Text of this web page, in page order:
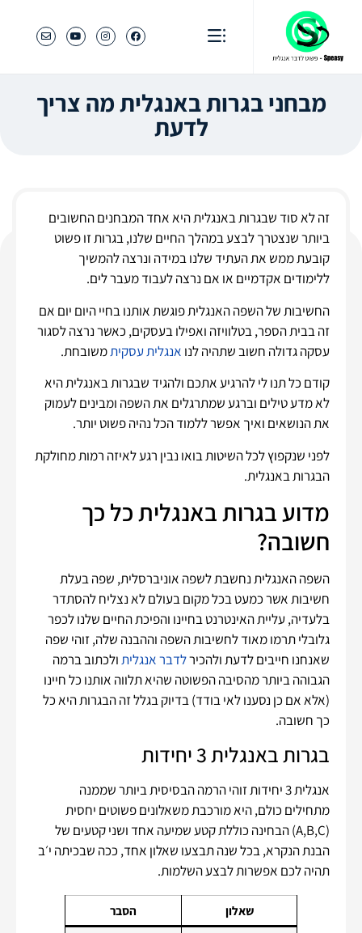
מבחני בגרות באנגלית מה צריך
לדעת
זה לא סוד שבגרות באנגלית היא אחד המבחנים החשובים
ביותר שנצטרך לבצע במהלך החיים שלנו, בגרות זו פשוט
קובעת ממש את העתיד שלנו במידה ונרצה להמשיך
ללימודים אקדמיים או אם נרצה לעבוד מעבר לים.
החשיבות של השפה האנגלית פוגשת אותנו בחיי היום יום אם
זה בבית הספר, בטלוויזה ואפילו בעסקים, כאשר נרצה לסגור
עסקה גדולה חשוב שתהיה לנו אנגלית עסקיתמשובחת.
קודם כל תנו לי להרגיע אתכם ולהגיד שבגרות באנגלית היא
לא מדע טילים וברגע שמתרגלים את השפה ומבינים לעמוק
את הנושאים ואיך אפשר ללמוד הכל נהיה פשוט יותר.
לפני שנקפוץ לכל השיטות בואו נבין רגע לאיזה רמות מחולקת
הבגרות באנגלית.
מדוע בגרות באנגלית כל כך
חשובה?
השפה האנגלית נחשבת לשפה אוניברסלית, שפה בעלת
חשיבות אשר כמעט בכל מקום בעולם לא נצליח להסתדר
בלעדיה, עליית האינטרנט בחיינו והפיכת החיים שלנו לכפר
גלובלי תרמו מאוד לחשיבות השפה וההבנה שלה, זוהי שפה
שאנחנו חייבים לדעת ולהכירלדבר אנגליתולכתוב ברמה
הגבוהה ביותר מהסיבה הפשוטה שהיא תלווה אותנו כל חיינו
(אלא אם כן נסענו לאי בודד) בדיוק בגלל זה הבגרות היא כל
כך חשובה.
בגרות באנגלית 3 יחידות
אנגלית 3 יחידות זוהי הרמה הבסיסית ביותר שממנה
מתחילים כולם, היא מורכבת משאלונים פשוטים יחסית
(A,B,C) הבחינה כוללת קטע שמיעה אחד ושני קטעים של
הבנת הנקרא, בכל שנה תבצעו שאלון אחד, ככה שבכיתה י׳ב
תהיה לכם אפשרות לבצע השלמות.
שאלון
הסבר